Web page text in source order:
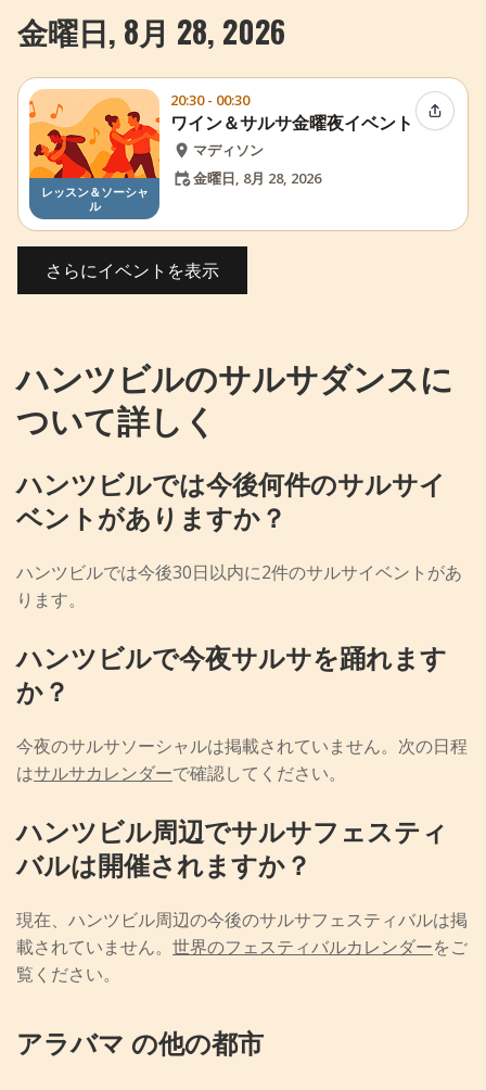
金曜日, 8月 28, 2026
レッスン＆ソーシャ
ル
20:30 - 00:30
ワイン＆サルサ金曜夜イベント
マディソン
金曜日, 8月 28, 2026
イベン
さらにイベントを表示
ハンツビルのサルサダンスに
ついて詳しく
ハンツビルでは今後何件のサルサイ
ベントがありますか？
ハンツビルでは今後30日以内に2件のサルサイベントがあ
ります。
ハンツビルで今夜サルサを踊れます
か？
今夜のサルサソーシャルは掲載されていません。次の日程
はサルサカレンダーで確認してください。
ハンツビル周辺でサルサフェスティ
バルは開催されますか？
現在、ハンツビル周辺の今後のサルサフェスティバルは掲
載されていません。 世界のフェスティバルカレンダーをご
覧ください。
アラバマ の他の都市